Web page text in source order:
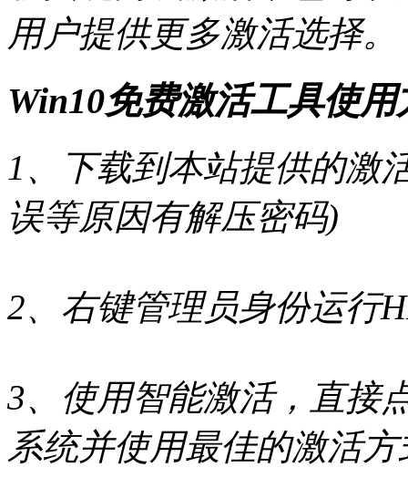
用户提供更多激活选择。
Win10免费激活工具使用
1、下载到本站提供的激
误等原因有解压密码)
2、右键管理员身份运行
3、使用智能激活，直接
系统并使用最佳的激活方